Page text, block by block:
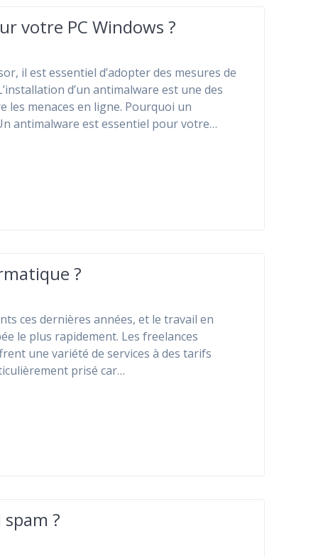
votre PC Windows ?
il est essentiel d’adopter des mesures de
d’un antimalware est une des
menaces en ligne. Pourquoi un
antimalware est essentiel pour votre…
?
ces dernières années, et le travail en
le plus rapidement. Les freelances
une variété de services à des tarifs
prisé car…
?